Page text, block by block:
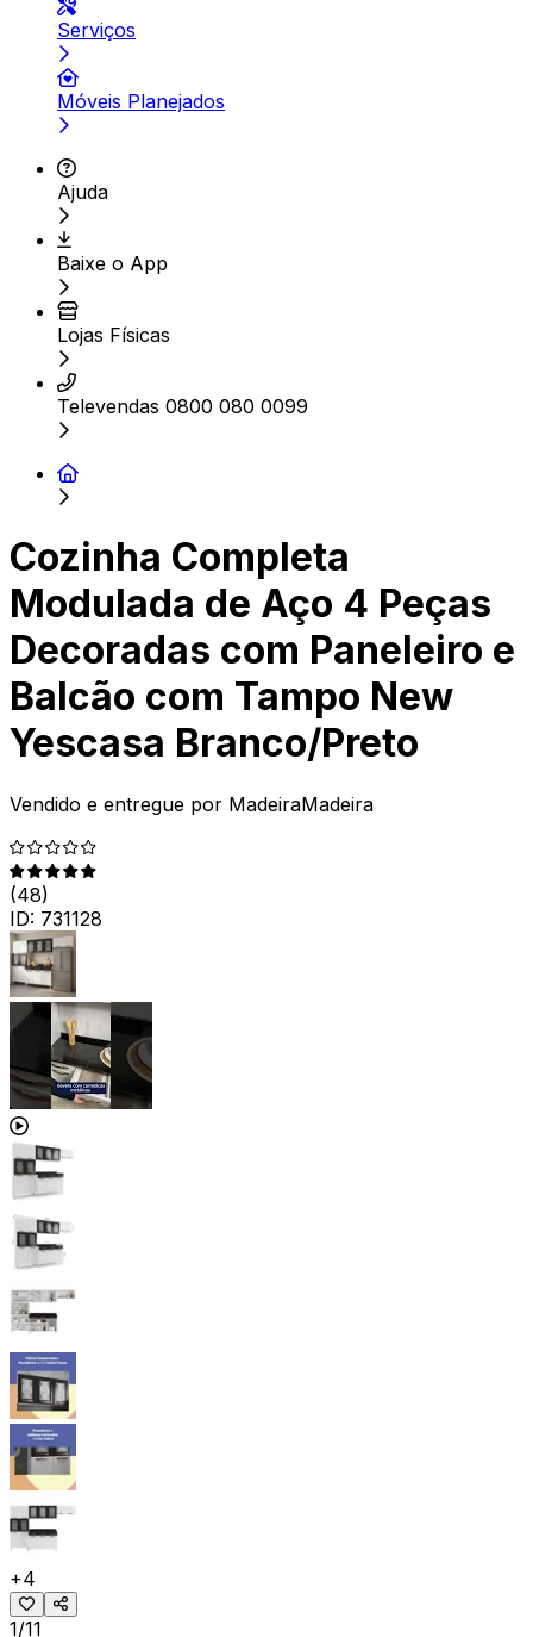
Serviços
Móveis Planejados
Ajuda
Baixe o App
Lojas Físicas
Televendas 0800 080 0099
Cozinha Completa
Modulada de Aço 4 Peças
Decoradas com Paneleiro e
Balcão com Tampo New
Yescasa Branco/Preto
Vendido e entregue por MadeiraMadeira
(48)
ID: 731128
+4
1/11